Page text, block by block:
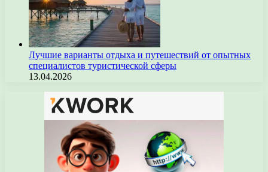
Лучшие варианты отдыха и путешествий от опытных
специалистов туристической сферы
13.04.2026